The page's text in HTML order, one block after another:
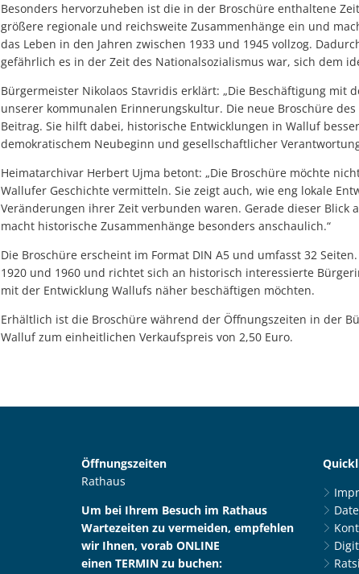
Besonders hervorzuheben ist die in der Broschüre enthaltene
größere regionale und reichsweite Zusammenhänge ein und
das Leben in den Jahren zwischen 1933 und 1945 vollzog.
gefährlich es in der Zeit des Nationalsozialismus war, sich dem
Bürgermeister Nikolaos Stavridis erklärt: „Die Beschäftigung mit
unserer kommunalen Erinnerungskultur. Die neue Broschüre
Beitrag. Sie hilft dabei, historische Entwicklungen in Walluf
demokratischem Neubeginn und gesellschaftlicher
Heimatarchivar Herbert Ujma betont: „Die Broschüre möchte
Wallufer Geschichte vermitteln. Sie zeigt auch, wie eng lokale
Veränderungen ihrer Zeit verbunden waren. Gerade dieser Blick
macht historische Zusammenhänge besonders anschaulich.“
Die Broschüre erscheint im Format DIN A5 und umfasst 32
1920 und 1960 und richtet sich an historisch interessierte
mit der Entwicklung Wallufs näher beschäftigen möchten.
Erhältlich ist die Broschüre während der Öffnungszeiten in der
Walluf zum einheitlichen Verkaufspreis von 2,50 Euro.
Öffnungszeiten
Rathaus
Um bei Ihrem Besuch im Rathaus
Wartezeiten zu vermeiden, empfehlen
wir Ihnen, vorab ONLINE
einen TERMIN zu buchen: